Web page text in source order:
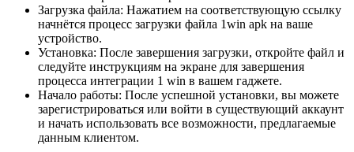
Загрузка файла: Нажатием на соответствующую ссылку
начнётся процесс загрузки файла 1win apk на ваше
устройство.
Установка: После завершения загрузки, откройте файл и
следуйте инструкциям на экране для завершения
процесса интеграции 1 win в вашем гаджете.
Начало работы: После успешной установки, вы можете
зарегистрироваться или войти в существующий аккаунт
и начать использовать все возможности, предлагаемые
данным клиентом.